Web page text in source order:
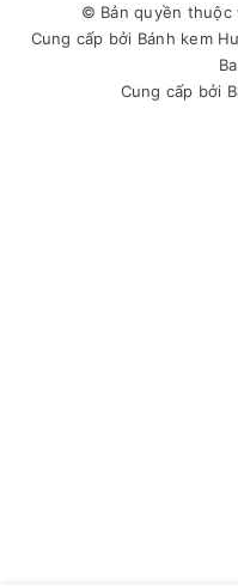
© Bản quyền thuộc
Cung cấp bởi Bánh kem
Cung cấp bởi